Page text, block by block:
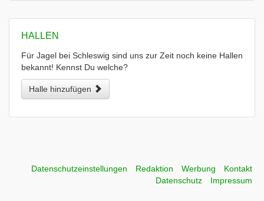
HALLEN
Für Jagel bei Schleswig sind uns zur Zeit noch keine Hallen
bekannt! Kennst Du welche?
Halle hinzufügen
Datenschutzeinstellungen Redaktion Werbung
Kontakt
Datenschutz
Impressum